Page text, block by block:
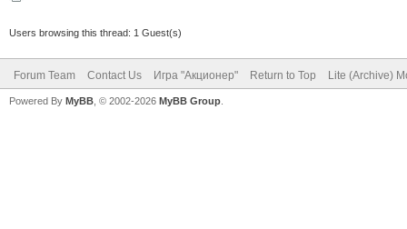
Users browsing this thread: 1 Guest(s)
Forum Team Contact Us Игра "Акционер" Return to Top Lite (Archive)
Powered By MyBB , © 2002-2026 MyBB Group